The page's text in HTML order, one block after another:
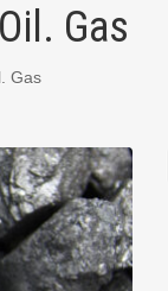
Gas
Gas